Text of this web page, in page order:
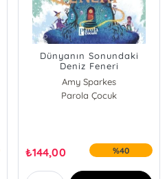
Dünyanın Sonundaki
Deniz Feneri
Amy Sparkes
Parola Çocuk
₺144,00 %40